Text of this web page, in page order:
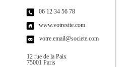
06 12 34 56 78
www.votresite.com
votre.email@societe.com
12 rue de la Paix
75001 Paris